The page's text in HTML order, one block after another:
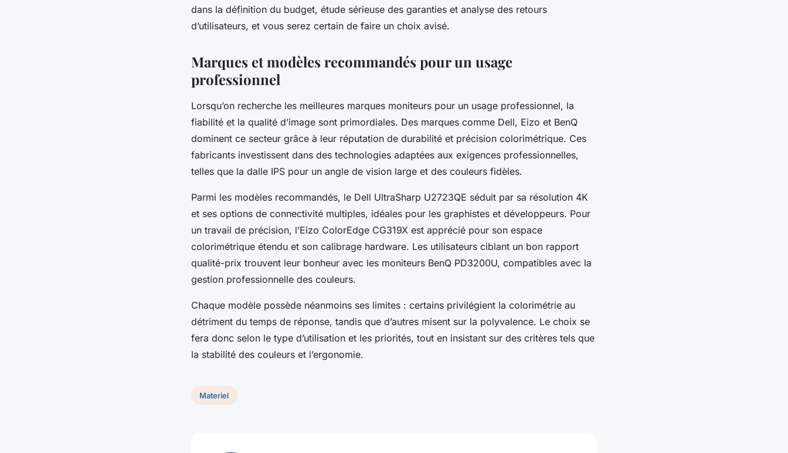
dans la définition du budget, étude sérieuse des garanties et analyse des retours
d’utilisateurs, et vous serez certain de faire un choix avisé.
Marques et modèles recommandés pour un usage
professionnel
Lorsqu’on recherche les meilleures marques moniteurs pour un usage professionnel, la
fiabilité et la qualité d’image sont primordiales. Des marques comme Dell, Eizo et BenQ
dominent ce secteur grâce à leur réputation de durabilité et précision colorimétrique. Ces
fabricants investissent dans des technologies adaptées aux exigences professionnelles,
telles que la dalle IPS pour un angle de vision large et des couleurs fidèles.
Parmi les modèles recommandés, le Dell UltraSharp U2723QE séduit par sa résolution 4K
et ses options de connectivité multiples, idéales pour les graphistes et développeurs. Pour
un travail de précision, l’Eizo ColorEdge CG319X est apprécié pour son espace
colorimétrique étendu et son calibrage hardware. Les utilisateurs ciblant un bon rapport
qualité-prix trouvent leur bonheur avec les moniteurs BenQ PD3200U, compatibles avec la
gestion professionnelle des couleurs.
Chaque modèle possède néanmoins ses limites : certains privilégient la colorimétrie au
détriment du temps de réponse, tandis que d’autres misent sur la polyvalence. Le choix se
fera donc selon le type d’utilisation et les priorités, tout en insistant sur des critères tels que
la stabilité des couleurs et l’ergonomie.
Materiel